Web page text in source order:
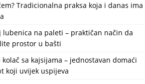
Tradicionalna praksa koja i danas ima
lubenica na paleti – praktičan način da
prostor u bašti
kolač sa kajsijama – jednostavan domaći
koji uvijek uspijeva